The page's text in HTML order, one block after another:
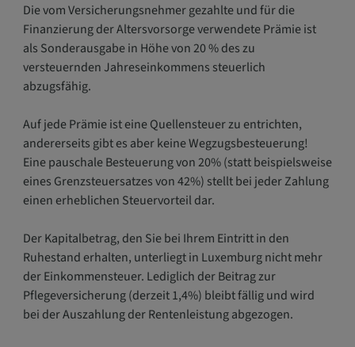
Die vom Versicherungsnehmer gezahlte und für die
Finanzierung der Altersvorsorge verwendete Prämie ist
als Sonderausgabe in Höhe von 20 % des zu
versteuernden Jahreseinkommens steuerlich
abzugsfähig.
Auf jede Prämie ist eine Quellensteuer zu entrichten,
andererseits gibt es aber keine Wegzugsbesteuerung!
Eine pauschale Besteuerung von 20% (statt beispielsweise
eines Grenzsteuersatzes von 42%) stellt bei jeder Zahlung
einen erheblichen Steuervorteil dar.
Der Kapitalbetrag, den Sie bei Ihrem Eintritt in den
Ruhestand erhalten, unterliegt in Luxemburg nicht mehr
der Einkommensteuer. Lediglich der Beitrag zur
Pflegeversicherung (derzeit 1,4%) bleibt fällig und wird
bei der Auszahlung der Rentenleistung abgezogen.